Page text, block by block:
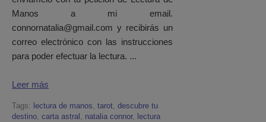
Manos a mi email.
connornatalia@gmail.com y recibirás un
correo electrónico con las instrucciones
para poder efectuar la lectura. ...
Leer más
Tags: lectura de manos, tarot, descubre tu
destino, carta astral , natalia connor, lectura